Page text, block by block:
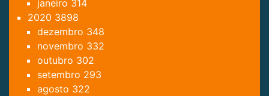
janeiro 314
2020 3898
dezembro 348
novembro 332
outubro 302
setembro 293
agosto 322